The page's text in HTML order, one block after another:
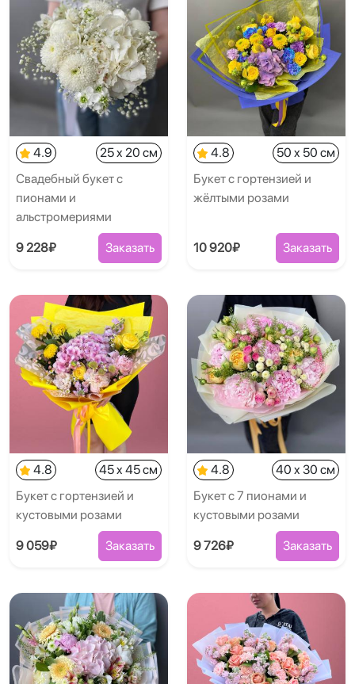
4.9
25 x 20 см
Свадебный букет с
пионами и
альстромериями
9 228₽ Заказать
4.8
50 x 50 см
Букет с гортензией и
жёлтыми розами
10 920₽ Заказать
4.8
45 x 45 см
Букет с гортензией и
кустовыми розами
9 059₽ Заказать
4.8
40 x 30 см
Букет с 7 пионами и
кустовыми розами
9 726₽ Заказать